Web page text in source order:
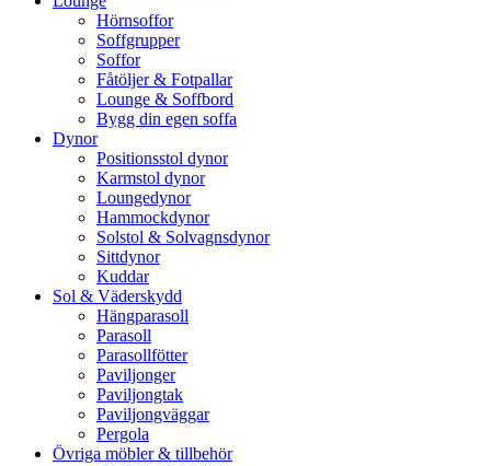
Hörnsoffor
Soffgrupper
Soffor
Fåtöljer & Fotpallar
Lounge & Soffbord
Bygg din egen soffa
Dynor
Positionsstol dynor
Karmstol dynor
Loungedynor
Hammockdynor
Solstol & Solvagnsdynor
Sittdynor
Kuddar
Sol & Väderskydd
Hängparasoll
Parasoll
Parasollfötter
Paviljonger
Paviljongtak
Paviljongväggar
Pergola
Övriga möbler & tillbehör